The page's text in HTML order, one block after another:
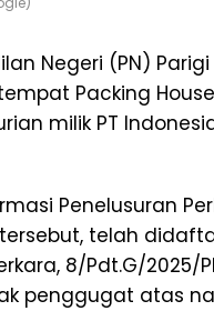
Negeri (PN)
Packing
milik PT
Penelusuran
telah
8/Pdt.G/2025/
penggugat atas